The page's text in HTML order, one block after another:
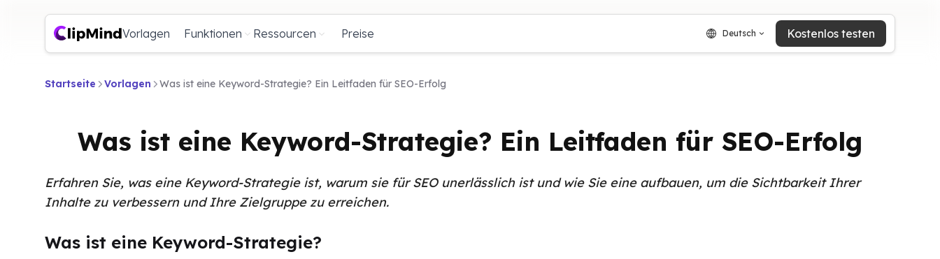
Vorlagen Funktionen Ressourcen Preise Deutsch Kostenlos testen
Startseite Vorlagen Was ist eine Keyword-Strategie? Ein Leitfaden für SEO-Erfolg
Was ist eine Keyword-Strategie? Ein Leitfaden für SEO-Erfolg
Erfahren Sie, was eine Keyword-Strategie ist, warum sie für SEO unerlässlich ist und wie Sie eine aufbauen, um die Sichtbarkeit Ihrer
Inhalte zu verbessern und Ihre Zielgruppe zu erreichen.
Was ist eine Keyword-Strategie?